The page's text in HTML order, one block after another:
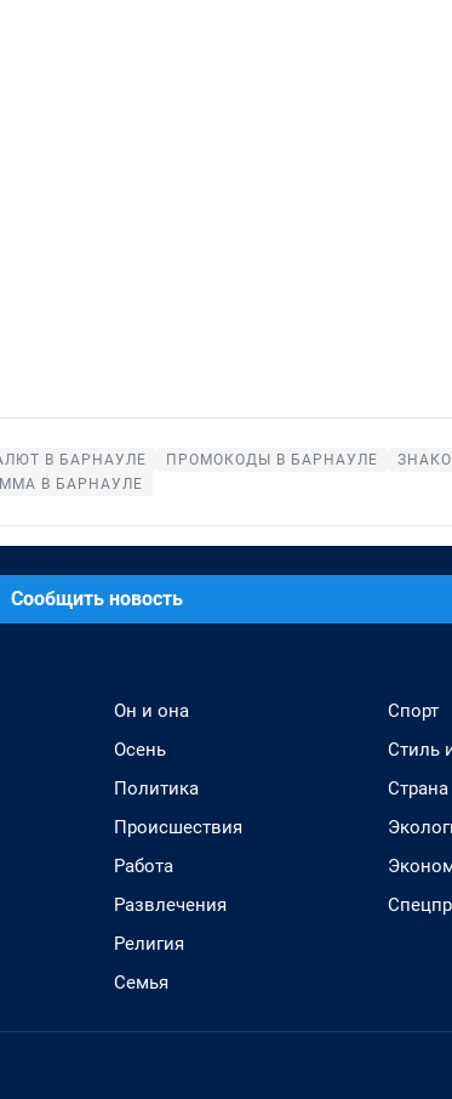
В БАРНАУЛЕ ПРОМОКОДЫ В БАРНАУЛЕ
В БАРНАУЛЕ
Сообщить новость
Он и она
Осень
Политика
Происшествия
Работа
Развлечения
Религия
Семья
Спорт
Стиль